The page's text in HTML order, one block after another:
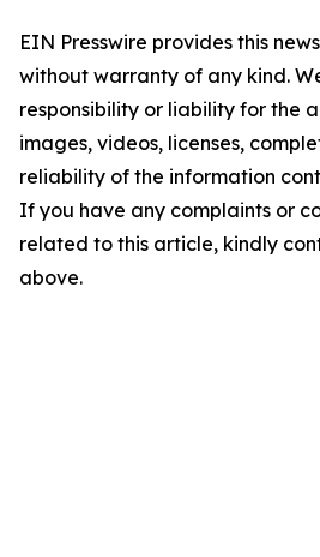
EIN Presswire provides this
without warranty of any kind.
responsibility or liability for the
images, videos, licenses,
reliability of the information
If you have any complaints or
related to this article, kindly
above.